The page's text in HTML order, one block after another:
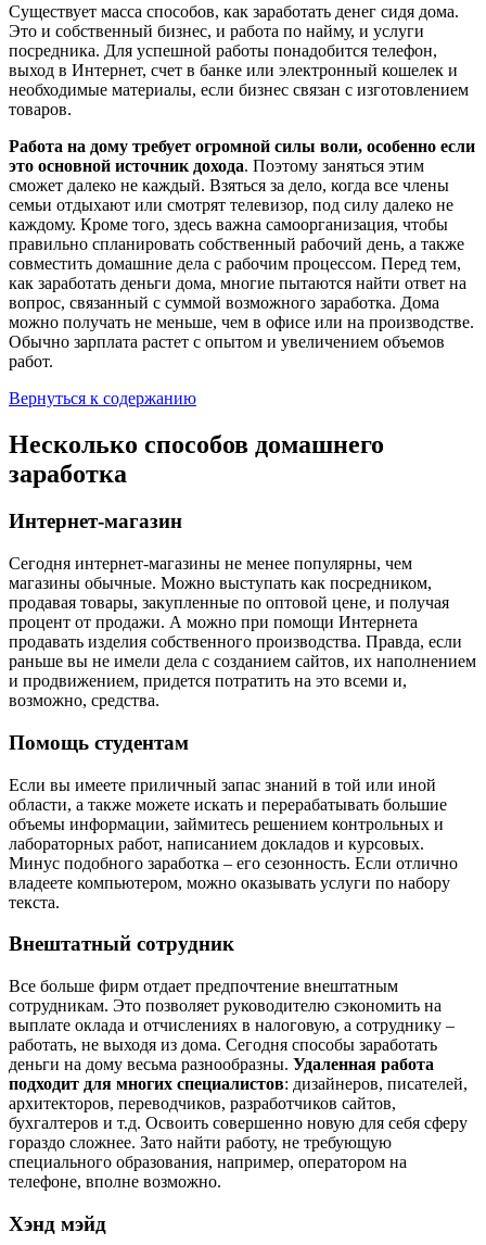
Существует масса способов, как заработать денег сидя дома.
Это и собственный бизнес, и работа по найму, и услуги
посредника. Для успешной работы понадобится телефон,
выход в Интернет, счет в банке или электронный кошелек и
необходимые материалы, если бизнес связан с изготовлением
товаров.
Работа на дому требует огромной силы воли, особенно если
это основной источник дохода. Поэтому заняться этим
сможет далеко не каждый. Взяться за дело, когда все члены
семьи отдыхают или смотрят телевизор, под силу далеко не
каждому. Кроме того, здесь важна самоорганизация, чтобы
правильно спланировать собственный рабочий день, а также
совместить домашние дела с рабочим процессом. Перед тем,
как заработать деньги дома, многие пытаются найти ответ на
вопрос, связанный с суммой возможного заработка. Дома
можно получать не меньше, чем в офисе или на производстве.
Обычно зарплата растет с опытом и увеличением объемов
работ.
Вернуться к содержанию
Несколько способов домашнего
заработка
Интернет-магазин
Сегодня интернет-магазины не менее популярны, чем
магазины обычные. Можно выступать как посредником,
продавая товары, закупленные по оптовой цене, и получая
процент от продажи. А можно при помощи Интернета
продавать изделия собственного производства. Правда, если
раньше вы не имели дела с созданием сайтов, их наполнением
и продвижением, придется потратить на это всеми и,
возможно, средства.
Помощь студентам
Если вы имеете приличный запас знаний в той или иной
области, а также можете искать и перерабатывать большие
объемы информации, займитесь решением контрольных и
лабораторных работ, написанием докладов и курсовых.
Минус подобного заработка – его сезонность. Если отлично
владеете компьютером, можно оказывать услуги по набору
текста.
Внештатный сотрудник
Все больше фирм отдает предпочтение внештатным
сотрудникам. Это позволяет руководителю сэкономить на
выплате оклада и отчислениях в налоговую, а сотруднику –
работать, не выходя из дома. Сегодня способы заработать
деньги на дому весьма разнообразны. Удаленная работа
подходит для многих специалистов: дизайнеров, писателей,
архитекторов, переводчиков, разработчиков сайтов,
бухгалтеров и т.д. Освоить совершенно новую для себя сферу
гораздо сложнее. Зато найти работу, не требующую
специального образования, например, оператором на
телефоне, вполне возможно.
Хэнд мэйд